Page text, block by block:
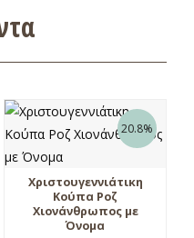
20.8%
Χριστουγεννιάτικη
Κούπα Ροζ
Χιονάνθρωπος με
Όνομα